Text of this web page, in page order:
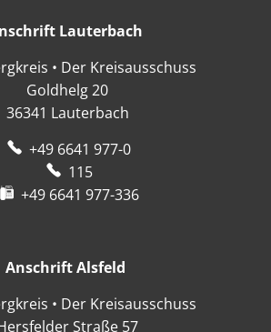
Lauterbach
• Der Kreisausschuss
Goldhelg 20
36341 Lauterbach
+49 6641 977-0
115
+49 6641 977-336
Anschrift Alsfeld
• Der Kreisausschuss
Straße 57